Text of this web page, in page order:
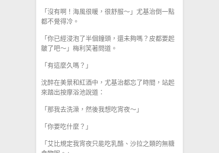
「沒有啊！海風很暖，很舒服～」尤基治倒一點
都不覺得冷。
「你已經浸泡了半個鐘頭，還未夠嗎？皮都要起
皺了吧～」梅利笑著問道。
「有這麼久嗎？」
沈醉在美景和紅酒中，尤基治都忘了時間，站起
來踏出按摩浴池說道：
「那我去洗澡，然後我想吃宵夜～」
「你要吃什麼？」
「艾比規定我宵夜只能吃乳酪、沙拉之類的無糖